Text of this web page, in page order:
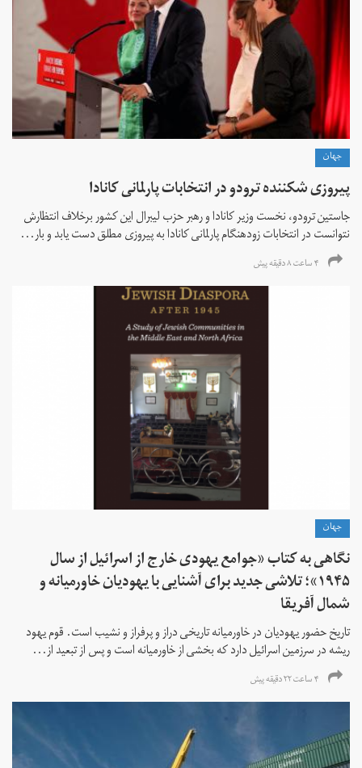
جهان
پیروزی شکننده ترودو در انتخابات پارلمانی کانادا
جاستین ترودو، نخست وزیر کانادا و رهبر حزب لیبرال این کشور برخلاف انتظارش
نتوانست در انتخابات زود‌هنگام پارلمانی کانادا به پیروزی مطلق دست یابد و بار...
۴ ساعت ۸ دقیقه پیش
جهان
نگاهی به کتاب «جوامع یهودی خارج از اسرائیل از سال
۱۹۴۵»؛ تلاشی جدید برای آشنایی با یهودیان خاورمیانه و
شمال آفریقا
تاریخ حضور یهودیان در خاورمیانه تاریخی دراز و پرفراز و نشیب است. قوم یهود
ریشه در سرزمین اسرائیل دارد که بخشی از خاورمیانه است و پس از تبعید از...
۴ ساعت ۲۲ دقیقه پیش